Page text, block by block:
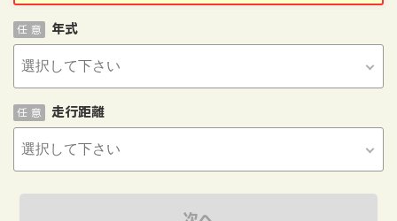
年式
任 意
走行距離
任 意